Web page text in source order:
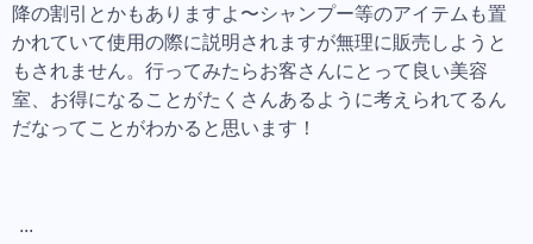
降の割引とかもありますよ〜シャンプー等のアイテムも置
かれていて使用の際に説明されますが無理に販売しようと
もされません。行ってみたらお客さんにとって良い美容
室、お得になることがたくさんあるように考えられてるん
だなってことがわかると思います！
...